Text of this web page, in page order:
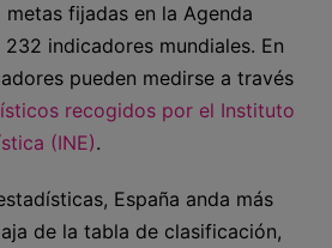
fijadas en la Agenda
indicadores mundiales. En
pueden medirse a través
recogidos por el Instituto
(INE).
España anda más
de la tabla de clasificación,